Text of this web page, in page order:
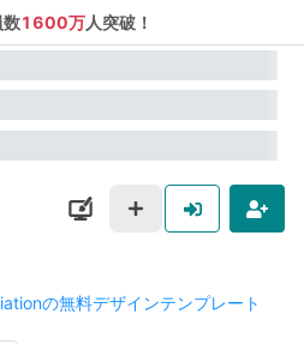
1600万人突破！
の無料デザインテンプレート